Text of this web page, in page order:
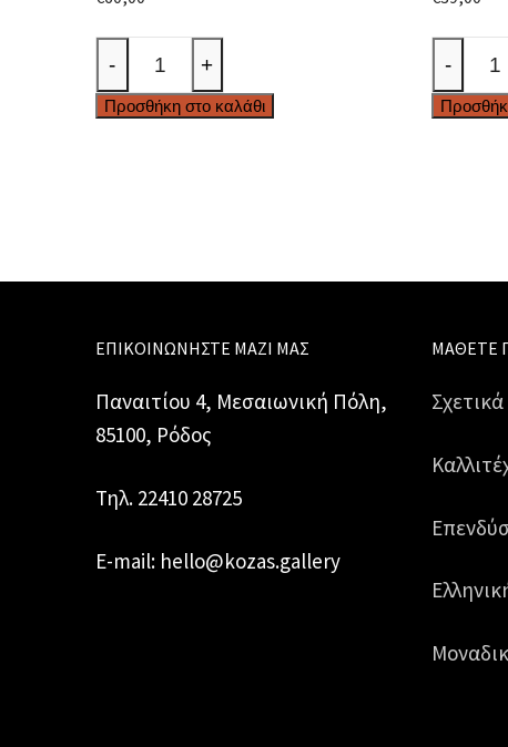
Γοργόνα
ποσότητα
- +
Προσθήκη στο καλάθι
Κεραμική
-
ΕΠΙΚΟΙΝΩΝΉΣΤΕ ΜΑΖΊ ΜΑΣ
Παναιτίου 4, Μεσαιωνική Πόλη,
85100, Ρόδος
Τηλ. 22410 28725
E-mail: hello@kozas.gallery
ΜΆΘΕΤΕ